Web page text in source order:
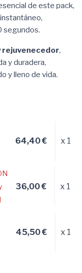
de este pack,
segundos.
,
y duradera,
y lleno de vida.
64,40 € x 1
36,00 € x 1
45,50 € x 1